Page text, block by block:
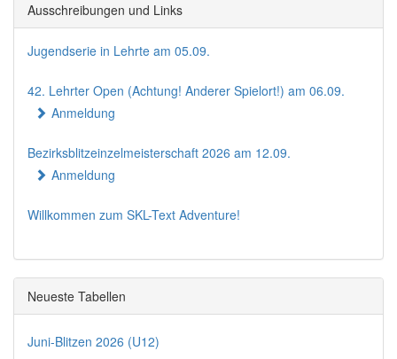
Ausschreibungen und Links
Jugendserie in Lehrte am 05.09.
42. Lehrter Open (Achtung! Anderer Spielort!) am 06.09.
Anmeldung
Bezirksblitzeinzelmeisterschaft 2026 am 12.09.
Anmeldung
Willkommen zum SKL-Text Adventure!
Neueste Tabellen
Juni-Blitzen 2026 (U12)